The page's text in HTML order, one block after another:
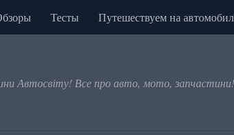
Тесты Путешествуем на
Автосвіту! Все про авто, мото, запчастини!